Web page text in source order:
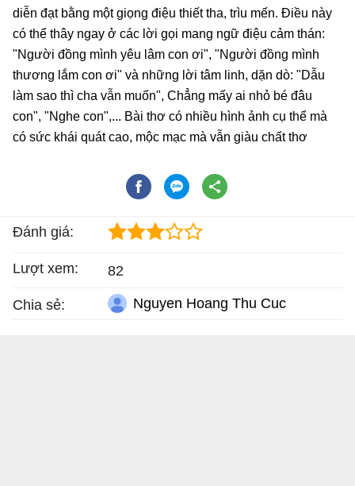
diễn đạt bằng một giọng điệu thiết tha, trìu mến. Điều này
có thể thây ngay ở các lời gọi mang ngữ điệu cảm thán:
"Người đồng mình yêu lâm con ơi", "Người đồng mình
thương lắm con ơi" và những lời tâm linh, dặn dò: "Dẫu
làm sao thì cha vẫn muốn", Chẳng mấy ai nhỏ bé đâu
con", "Nghe con",... Bài thơ có nhiều hình ảnh cụ thể mà
có sức khái quát cao, mộc mạc mà vẫn giàu chất thơ
Đánh giá:
Lượt xem: 82
Chia sẻ: Nguyen Hoang Thu Cuc